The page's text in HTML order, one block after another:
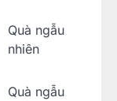
Quà ngẫu
nhiên
Quà ngẫu